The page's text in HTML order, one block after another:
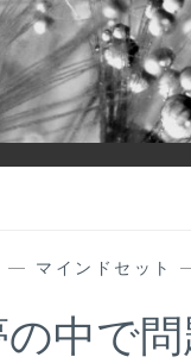
— マインドセット
中で